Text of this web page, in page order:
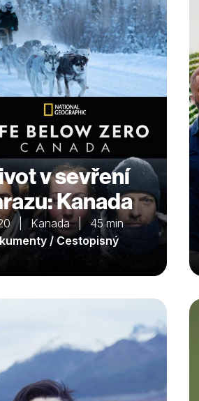
v sevření
Kanada
| Kanada | 45 min
/ Cestopisný